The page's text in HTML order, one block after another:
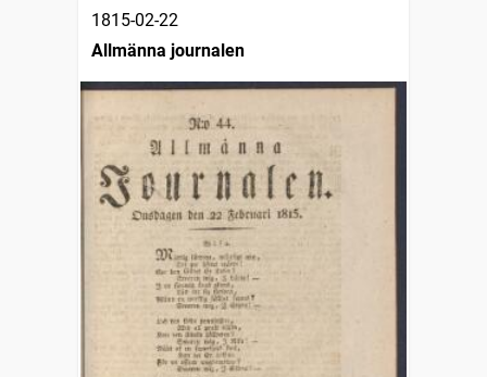
1815-02-22
Allmänna journalen